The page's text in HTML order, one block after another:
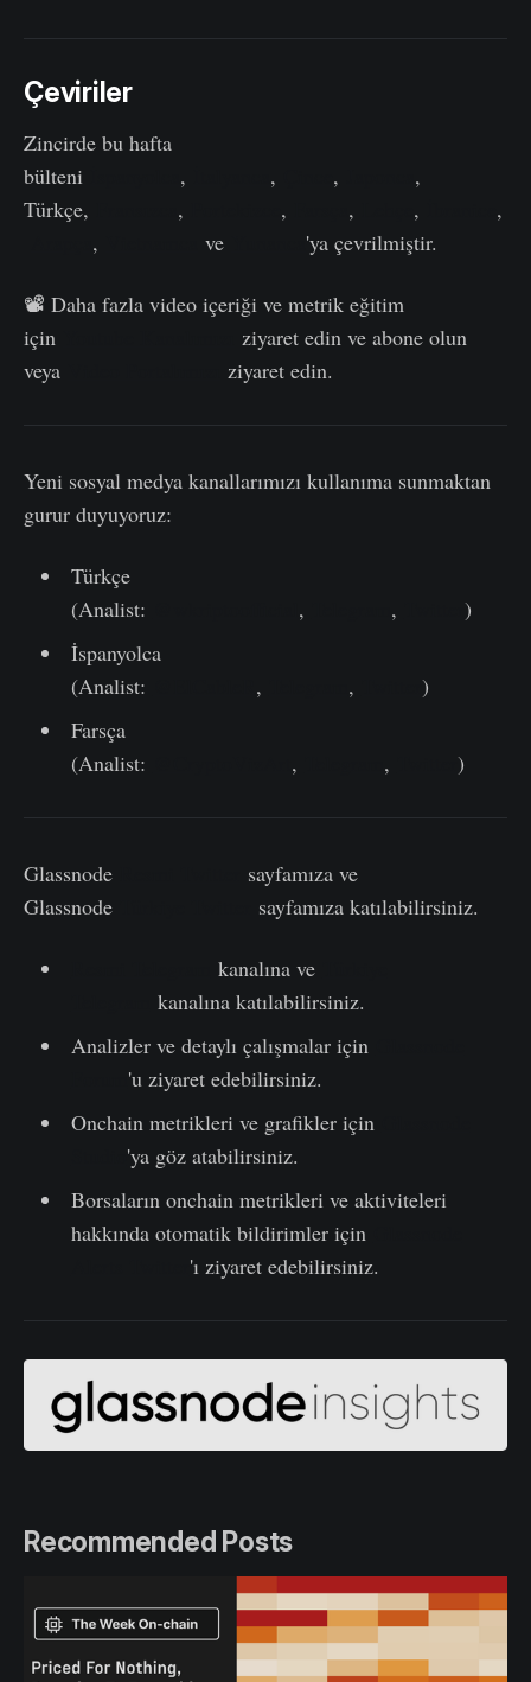
Çeviriler
Zincirde bu hafta
bülteni
, , ,
,
Türkçe,
, , , ,
,
, ve 'ya çevrilmiştir.
📽️ Daha fazla video içeriği ve metrik eğitim
için
ziyaret edin ve abone olun
veya
ziyaret edin.
Yeni sosyal medya kanallarımızı kullanıma sunmaktan
gurur duyuyoruz:
Türkçe
(Analist:
, ,
)
İspanyolca
(Analist:
, ,
)
Farsça
(Analist:
, , )
Glassnode
sayfamıza ve
Glassnode
sayfamıza katılabilirsiniz.
kanalına ve
kanalına katılabilirsiniz.
Analizler ve detaylı çalışmalar için
'u ziyaret edebilirsiniz.
Onchain metrikleri ve grafikler için
'ya göz atabilirsiniz.
Borsaların onchain metrikleri ve aktiviteleri
hakkında otomatik bildirimler için
'ı ziyaret edebilirsiniz.
Recommended Posts